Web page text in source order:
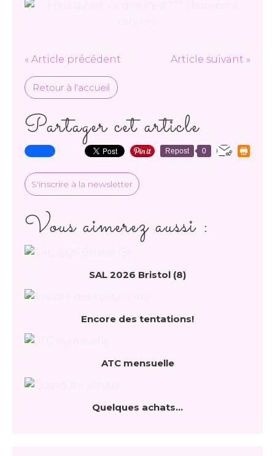
« Article précédent Article suivant »
Retour à l'accueil
Partager cet article
Repost 0
S'inscrire à la newsletter
Vous aimerez aussi :
SAL 2026 Bristol (8)
Encore des tentations!
ATC mensuelle
Quelques achats...